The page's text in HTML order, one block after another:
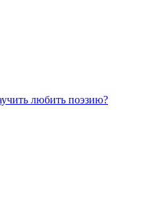
любить поэзию?